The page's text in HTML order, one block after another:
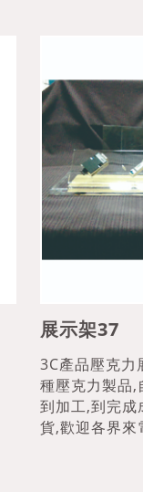
展示架37
3C產品壓克力
種壓克力製品
到加工,到完
貨,歡迎各界來